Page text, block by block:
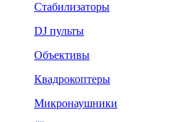
Стабилизаторы
DJ пульты
Объективы
Квадрокоптеры
Микронаушники